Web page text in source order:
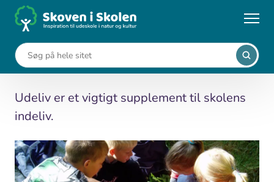
... Viden om udeskole Om udeliv
Om udeliv
Udeliv er et vigtigt supplement til skolens
indeliv.